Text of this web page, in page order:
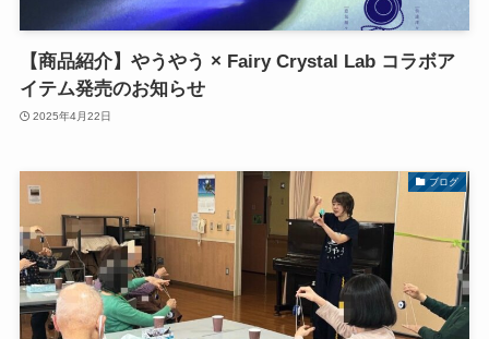
【商品紹介】やうやう × Fairy Crystal Lab コラボア
イテム発売のお知らせ
2025年4月22日
ブログ